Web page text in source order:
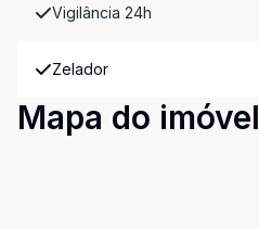
Vigilância 24h
Zelador
Mapa do imóvel